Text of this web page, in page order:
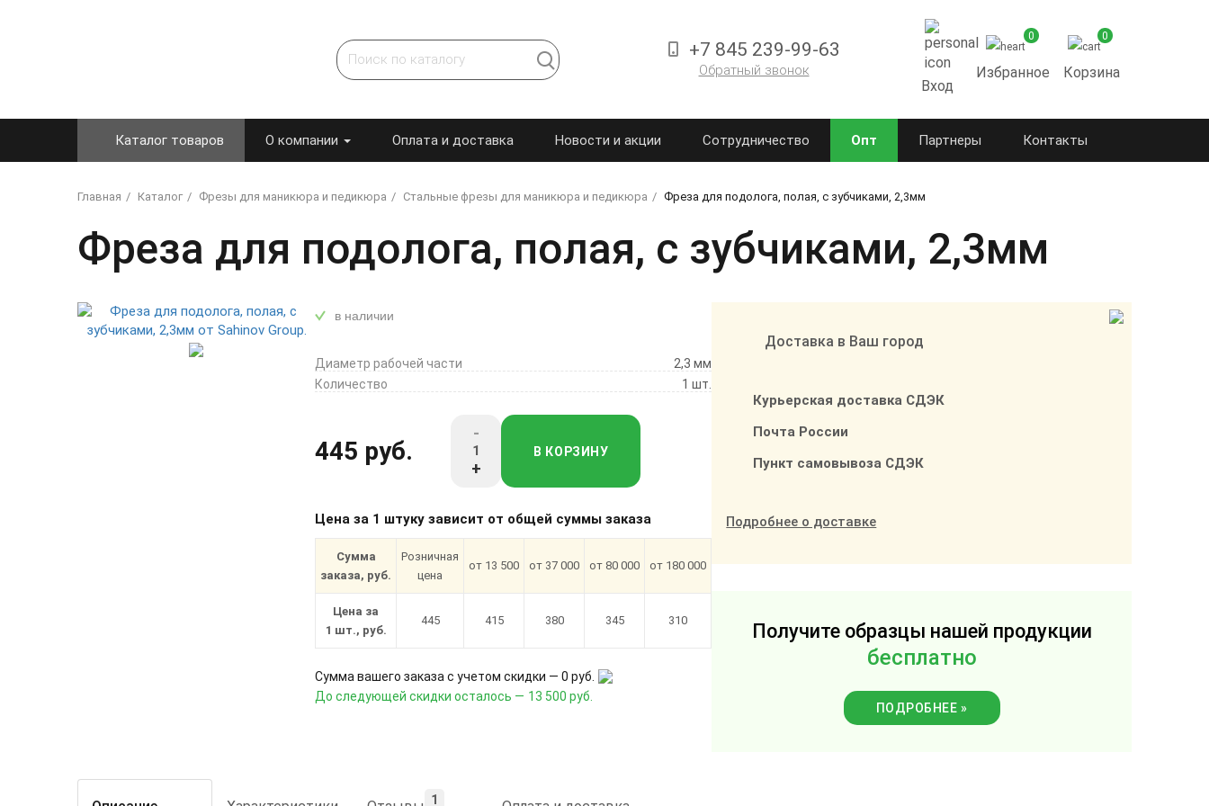
+7 845 239-99-63
Обратный звонок
Вход
0
Избранное
0
Корзина
Каталог товаров О компании Оплата и доставка Новости и акции Сотрудничество Опт Партнеры Контакты
Главная Каталог Фрезы для маникюра и педикюра Стальные фрезы для маникюра и педикюра Фреза для подолога, полая, с зубчиками, 2,3мм
Фреза для подолога, полая, с зубчиками, 2,3мм
в наличии
Диаметр рабочей части
2,3 мм
Количество
1 шт.
445 руб.
-
+
В КОРЗИНУ
Цена за 1 штуку зависит от общей суммы заказа
Сумма
заказа, руб.
Розничная
цена
от 13 500 от 37 000 от 80 000 от 180 000
Цена за
1 шт., руб.
445 415 380 345 310
Сумма вашего заказа с учетом скидки —0 руб.
До следующей скидки осталось — 13 500 руб.
Доставка в Ваш город
Курьерская доставка СДЭК
Почта России
Пункт самовывоза СДЭК
Подробнее о доставке
Получите образцы нашей продукции
бесплатно
ПОДРОБНЕЕ »
1